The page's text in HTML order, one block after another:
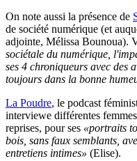
On note aussi la présence de
de société numérique (et
adjointe, Mélissa Bounoua).
sociétale du numérique,
ses 4 chroniqueurs avec des
toujours dans la bonne
La Poudre, le podcast
interviewe différentes
reprises, pour ses «portraits
bois, sans faux semblants,
entretiens intimes» (Elise).